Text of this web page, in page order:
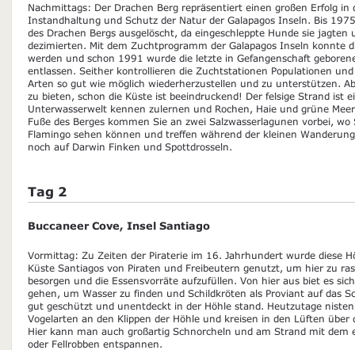
Nachmittags: Der Drachen Berg repräsentiert einen großen Erfolg in
Instandhaltung und Schutz der Natur der Galapagos Inseln. Bis
des Drachen Bergs ausgelöscht, da eingeschleppte Hunde sie jagten
dezimierten. Mit dem Zuchtprogramm der Galapagos Inseln konnte
werden und schon 1991 wurde die letzte in Gefangenschaft
entlassen. Seither kontrollieren die Zuchtstationen Populationen
Arten so gut wie möglich wiederherzustellen und zu unterstützen.
zu bieten, schon die Küste ist beeindruckend! Der felsige Strand ist
Unterwasserwelt kennen zulernen und Rochen, Haie und grüne
Fuße des Berges kommen Sie an zwei Salzwasserlagunen vorbei,
Flamingo sehen können und treffen während der kleinen
noch auf Darwin Finken und Spottdrosseln.
Tag 2
Buccaneer Cove, Insel Santiago
Vormittag: Zu Zeiten der Piraterie im 16. Jahrhundert wurde diese
Küste Santiagos von Piraten und Freibeutern genutzt, um hier zu
besorgen und die Essensvorräte aufzufüllen. Von hier aus biet es
gehen, um Wasser zu finden und Schildkröten als Proviant auf das
gut geschützt und unentdeckt in der Höhle stand. Heutzutage nisten
Vogelarten an den Klippen der Höhle und kreisen in den Lüften
Hier kann man auch großartig Schnorcheln und am Strand mit dem
oder Fellrobben entspannen.